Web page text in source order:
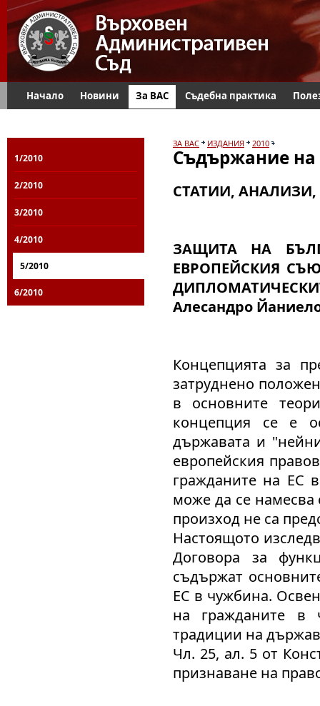
Начало Новини За ВАС Съдебна практика
1/2010
2/2010
3/2010
4/2010
5/2010
6/2010
ЗА ВАС ИЗДАНИЯ 2010
Съдържание на
СТАТИИ,
ЗАЩИТА НА
ЕВРОПЕЙСКИЯ
Алесандро
Концепцията за
затруднено
в основните
концепция се е
държавата и
европейския
гражданите на ЕС
може да се
произход не са
Настоящото
Договора за
съдържат
ЕС в чужбина.
на гражданите в
традиции на
Чл. 25, ал. 5 от
признаване на